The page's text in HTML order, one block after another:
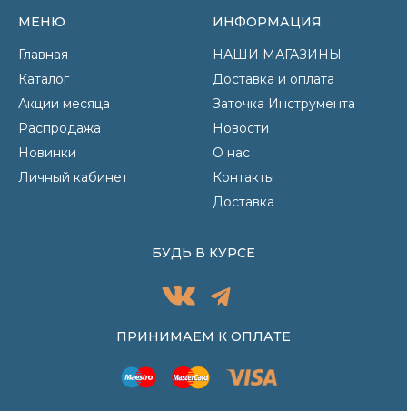
МЕНЮ
Главная
Каталог
Акции месяца
Распродажа
Новинки
Личный кабинет
ИНФОРМАЦИЯ
НАШИ МАГАЗИНЫ
Доставка и оплата
Заточка Инструмента
Новости
О нас
Контакты
Доставка
ПРИНИМАЕМ К ОПЛАТЕ
БУДЬ В КУРСЕ